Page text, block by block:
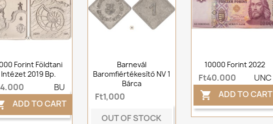
Forint Földtani
Intézet 2019 Bp.
BU
ADD TO CART
Barnevál
Baromfiértékesítő NV 1
Bárca
Ft1,000
OUT OF STOCK
10000 Forint 2022
Ft40,000 UNC
 ADD TO CART